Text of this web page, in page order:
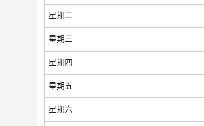
星期二
星期三
星期四
星期五
星期六